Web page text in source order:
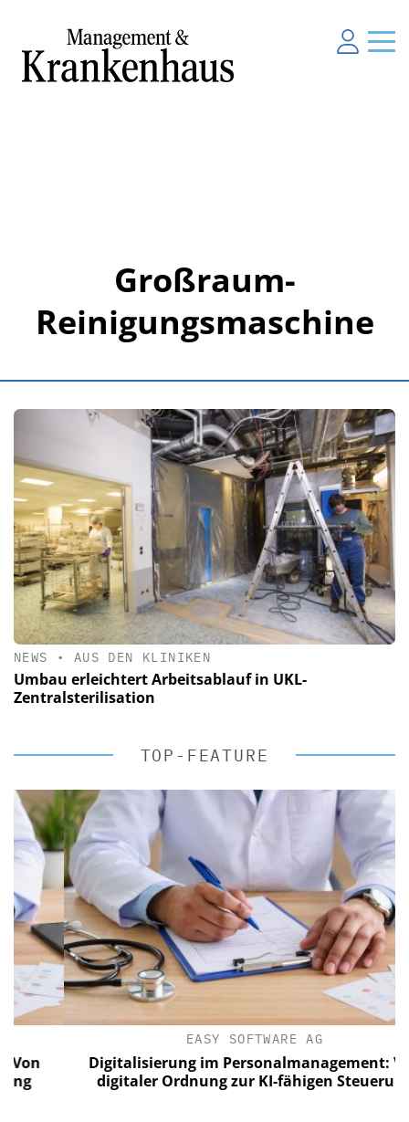
Großraum-
Reinigungsmaschine
NEWS • AUS DEN KLINIKEN
Umbau erleichtert Arbeitsablauf in UKL-
Zentralsterilisation
TOP-FEATURE
EASY SOFTWARE AG
Digitalisierung im Personalmanagement: Von
digitaler Ordnung zur KI-fähigen Steuerung